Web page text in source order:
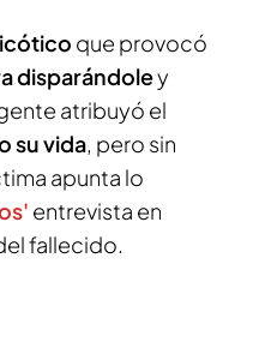
que provocó
disparándoley
atribuyó el
su vida, pero sin
apunta lo
entrevista en
fallecido.